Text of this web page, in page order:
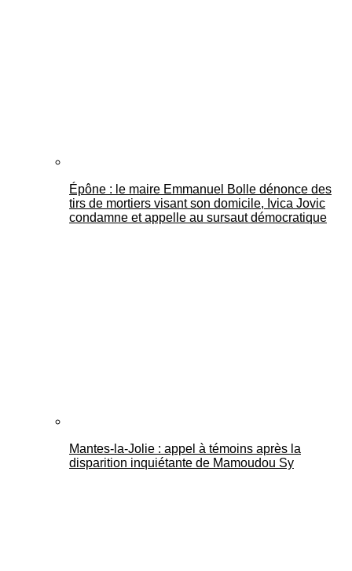
Épône : le maire Emmanuel Bolle dénonce des
tirs de mortiers visant son domicile, Ivica Jovic
condamne et appelle au sursaut démocratique
Mantes-la-Jolie : appel à témoins après la
disparition inquiétante de Mamoudou Sy